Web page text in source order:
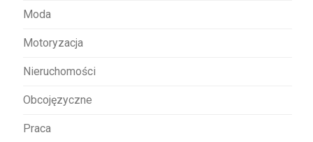
Moda
Motoryzacja
Nieruchomości
Obcojęzyczne
Praca